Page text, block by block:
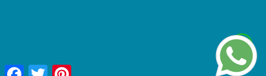
FacebookTwitter